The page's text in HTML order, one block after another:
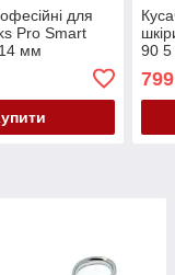
для
Pro Smart
мм
90
799